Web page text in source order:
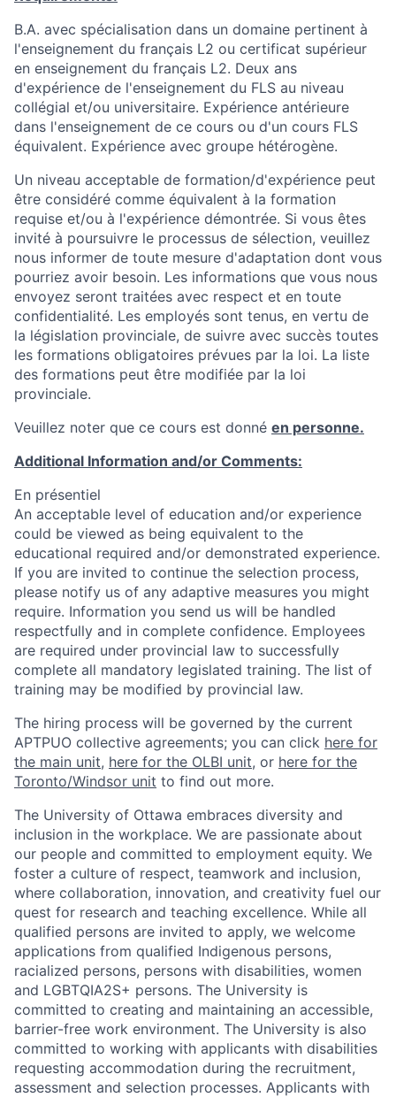
B.A. avec spécialisation dans un domaine pertinent à
l'enseignement du français L2 ou certificat supérieur
en enseignement du français L2. Deux ans
d'expérience de l'enseignement du FLS au niveau
collégial et/ou universitaire. Expérience antérieure
dans l'enseignement de ce cours ou d'un cours FLS
équivalent. Expérience avec groupe hétérogène.
Un niveau acceptable de formation/d'expérience peut
être considéré comme équivalent à la formation
requise et/ou à l'expérience démontrée. Si vous êtes
invité à poursuivre le processus de sélection, veuillez
nous informer de toute mesure d'adaptation dont vous
pourriez avoir besoin. Les informations que vous nous
envoyez seront traitées avec respect et en toute
confidentialité. Les employés sont tenus, en vertu de
la législation provinciale, de suivre avec succès toutes
les formations obligatoires prévues par la loi. La liste
des formations peut être modifiée par la loi
provinciale.
Veuillez noter que ce cours est donné en personne.
Additional Information and/or Comments:
En présentiel
An acceptable level of education and/or experience
could be viewed as being equivalent to the
educational required and/or demonstrated experience.
If you are invited to continue the selection process,
please notify us of any adaptive measures you might
require. Information you send us will be handled
respectfully and in complete confidence. Employees
are required under provincial law to successfully
complete all mandatory legislated training. The list of
training may be modified by provincial law.
The hiring process will be governed by the current
APTPUO collective agreements; you can click here for
the main unit, here for the OLBI unit, or here for the
Toronto/Windsor unit to find out more.
The University of Ottawa embraces diversity and
inclusion in the workplace. We are passionate about
our people and committed to employment equity. We
foster a culture of respect, teamwork and inclusion,
where collaboration, innovation, and creativity fuel our
quest for research and teaching excellence. While all
qualified persons are invited to apply, we welcome
applications from qualified Indigenous persons,
racialized persons, persons with disabilities, women
and LGBTQIA2S+ persons. The University is
committed to creating and maintaining an accessible,
barrier-free work environment. The University is also
committed to working with applicants with disabilities
requesting accommodation during the recruitment,
assessment and selection processes. Applicants with